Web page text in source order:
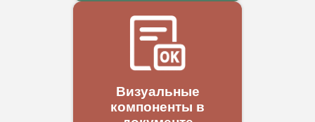
Визуальные
компоненты в